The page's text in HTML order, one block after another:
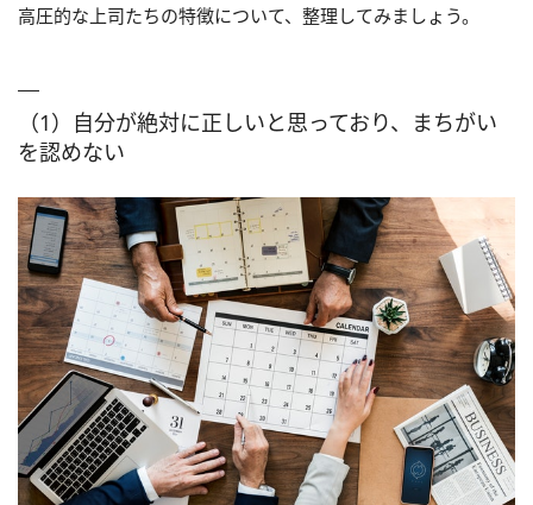
高圧的な上司たちの特徴について、整理してみましょう。
（1）自分が絶対に正しいと思っており、まちがい
を認めない